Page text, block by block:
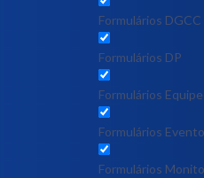
Formulários DGCC
Formulários DP
Formulários
Formulários
Formulários